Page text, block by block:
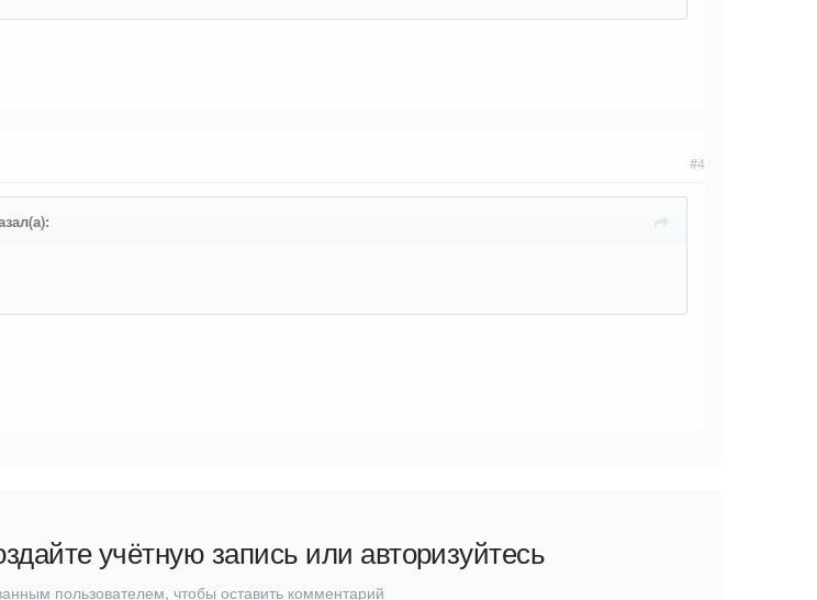
#4
учётную запись или авторизуйтесь
пользователем, чтобы оставить комментарий